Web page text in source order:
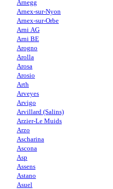
Arnegg
Arnex-sur-Nyon
Arnex-sur-Orbe
Arni AG
Arni BE
Arogno
Arolla
Arosa
Arosio
Arth
Arveyes
Arvigo
Arvillard (Salins)
Arzier-Le Muids
Arzo
Ascharina
Ascona
Asp
Assens
Astano
Asuel